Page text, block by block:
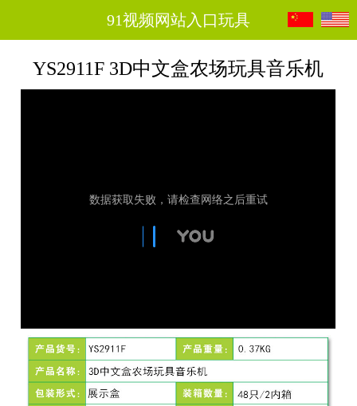
91视频网站入口玩具
YS2911F 3D中文盒农场玩具音乐机